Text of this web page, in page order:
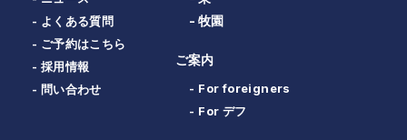
- よくある質問
- ご予約はこちら
- 採用情報
- 問い合わせ
- 牧園
ご案内
- For foreigners
- For デフ